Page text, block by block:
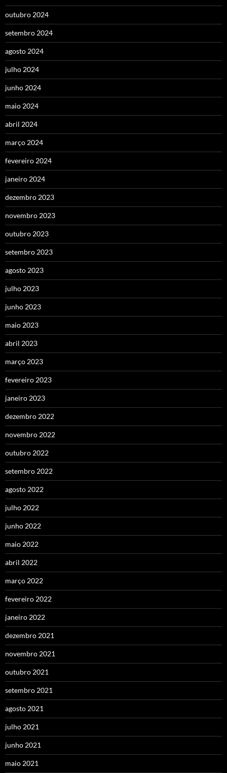
outubro 2024
setembro 2024
agosto 2024
julho 2024
junho 2024
maio 2024
abril 2024
março 2024
fevereiro 2024
janeiro 2024
dezembro 2023
novembro 2023
outubro 2023
setembro 2023
agosto 2023
julho 2023
junho 2023
maio 2023
abril 2023
março 2023
fevereiro 2023
janeiro 2023
dezembro 2022
novembro 2022
outubro 2022
setembro 2022
agosto 2022
julho 2022
junho 2022
maio 2022
abril 2022
março 2022
fevereiro 2022
janeiro 2022
dezembro 2021
novembro 2021
outubro 2021
setembro 2021
agosto 2021
julho 2021
junho 2021
maio 2021